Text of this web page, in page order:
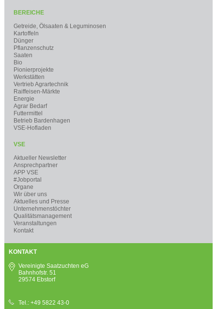
BEREICHE
Getreide, Ölsaaten & Leguminosen
Kartoffeln
Dünger
Pflanzenschutz
Saaten
Bio
Pionierprojekte
Werkstätten
Vertrieb Agrartechnik
Raiffeisen-Märkte
Energie
Agrar Bedarf
Futtermittel
Betrieb Bardenhagen
VSE-Hofladen
VSE
Aktueller Newsletter
Ansprechpartner
APP VSE
#Jobportal
Organe
Wir über uns
Aktuelles und Presse
Unternehmenstöchter
Qualitätsmanagement
Veranstaltungen
Kontakt
KONTAKT
Vereinigte Saatzuchten eG
Bahnhofstr. 51
29574 Ebstorf
Tel.: +49 5822 43-0